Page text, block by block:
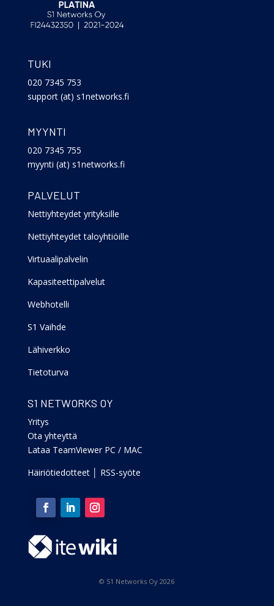
TUKI
020 7345 753
support (at) s1networks.fi
MYYNTI
020 7345 755
myynti (at) s1networks.fi
PALVELUT
Nettiyhteydet yrityksille
Nettiyhteydet taloyhtiöille
Virtuaalipalvelin
Kapasiteettipalvelut
Webhotelli
S1 Vaihde
Lähiverkko
Tietoturva
S1 NETWORKS OY
Yritys
Ota yhteyttä
Lataa TeamViewer PC / MAC
Häiriötiedotteet│ RSS-syöte
© S1 Networks Oy 2026